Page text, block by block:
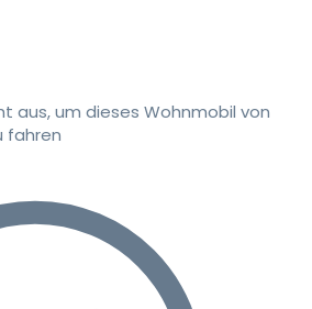
aus, um dieses Wohnmobil von
fahren